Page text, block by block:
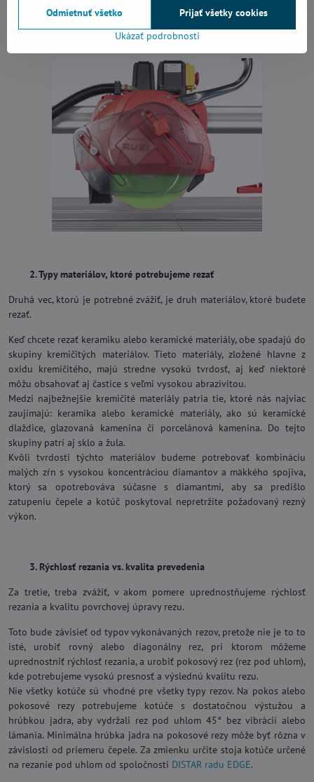
rezanie dlaždíc za sucha alebo za mokra. Pred rozhodnutím preto
2. Typy materiálov, ktoré potrebujeme rezať
Druhá vec, ktorú je potrebné zvážiť, je druh materiálov, ktoré budete
rezať.
Keď chcete rezať keramiku alebo keramické materiály, obe spadajú do
skupiny kremičitých materiálov. Tieto materiály, zložené hlavne z
oxidu kremičitého, majú stredne vysokú tvrdosť, aj keď niektoré
môžu obsahovať aj častice s veľmi vysokou abrazivitou.
Medzi najbežnejšie kremičité materiály patria tie, ktoré nás najviac
zaujímajú: keramika alebo keramické materiály, ako sú keramické
dlaždice, glazovaná kamenina či porcelánová kamenina. Do tejto
skupiny patrí aj sklo a žula.
Kvôli tvrdosti týchto materiálov budeme potrebovať kombináciu
malých zŕn s vysokou koncentráciou diamantov a mäkkého spojiva,
ktorý sa opotrebováva súčasne s diamantmi, aby sa predišlo
zatupeniu čepele a kotúč poskytoval nepretržite požadovaný rezný
výkon.
3. Rýchlosť rezania vs. kvalita prevedenia
Za tretie, treba zvážiť, v akom pomere uprednostňujeme rýchlosť
rezania a kvalitu povrchovej úpravy rezu.
Toto bude závisieť od typov vykonávaných rezov, pretože nie je to to
isté, urobiť rovný alebo diagonálny rez, pri ktorom môžeme
uprednostniť rýchlosť rezania, a urobiť pokosový rez (rez pod uhlom),
kde potrebujeme vysokú presnosť a výslednú kvalitu rezu.
Nie všetky kotúče sú vhodné pre všetky typy rezov. Na pokos alebo
pokosové rezy potrebujeme kotúče s dostatočnou výstužou a
hrúbkou jadra, aby vydržali rez pod uhlom 45° bez vibrácií alebo
lámania. Minimálna hrúbka jadra na pokosové rezy môže byť rôzna v
závislosti od priemeru čepele. Za zmienku určite stoja kotúče určené
na rezanie pod uhlom od spoločnosti DISTAR radu EDGE.
Ukázať podrobnosti
Prijať všetky cookies
Odmietnuť všetko